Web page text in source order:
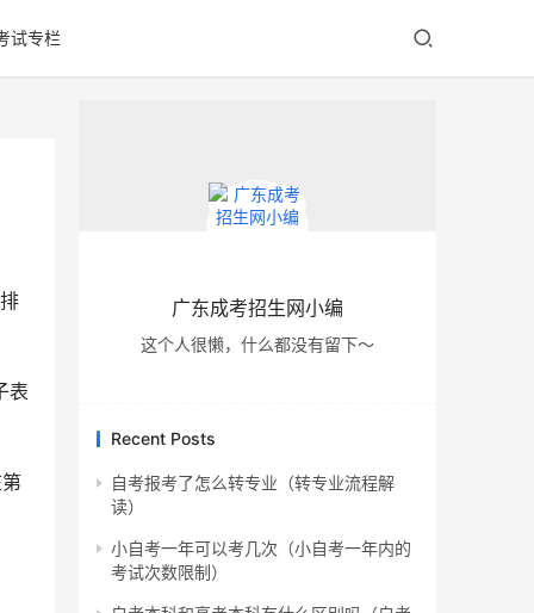
试专栏
表
广东成考招生网小编
这个人很懒，什么都没有留下～
Recent Posts
自考报考了怎么转专业（转专业流程解
读）
小自考一年可以考几次（小自考一年内的
考试次数限制）